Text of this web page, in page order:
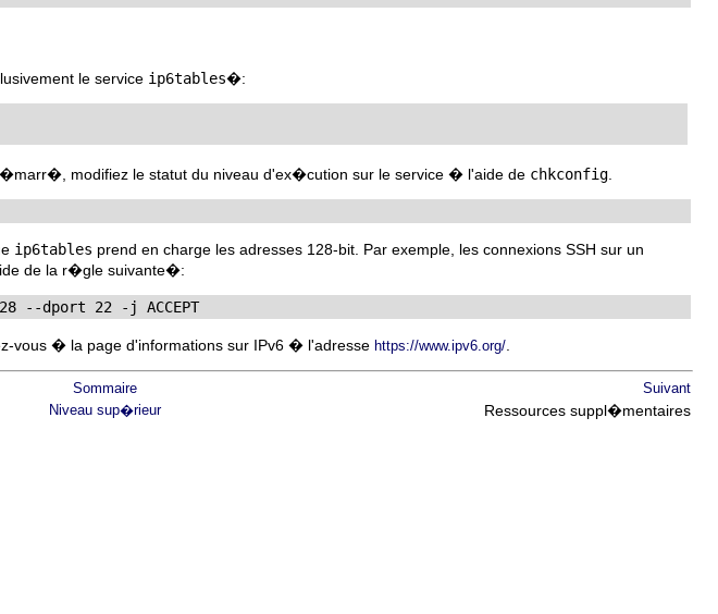
le service ip6tables�:
modifiez le statut du niveau d'ex�cution sur le service � l'aide de chkconfig
ip6tables prend en charge les adresses 128-bit. Par exemple, les connexions SSH sur un
de la r�gle suivante�:
--dport 22 -j ACCEPT
vous � la page d'informations sur IPv6 � l'adresse https://www.ipv6.org/
Sommaire Suivant
Niveau sup�rieur Ressources suppl�mentaires